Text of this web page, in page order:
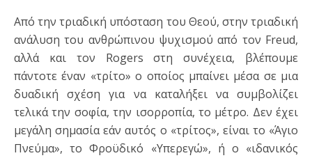
Από την τριαδική υπόσταση του Θεού, στην τριαδική
ανάλυση του ανθρώπινου ψυχισμού από τον Freud,
αλλά και τον Rogers στη συνέχεια, βλέπουμε
πάντοτε έναν «τρίτο» ο οποίος μπαίνει μέσα σε μια
δυαδική σχέση για να καταλήξει να συμβολίζει
τελικά την σοφία, την ισορροπία, το μέτρο. Δεν έχει
μεγάλη σημασία εάν αυτός ο «τρίτος», είναι το «Άγιο
Πνεύμα», το Φροϋδικό «Υπερεγώ», ή ο «ιδανικός